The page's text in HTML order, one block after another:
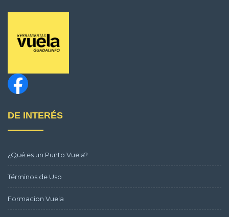
DE INTERÉS
¿Qué es un Punto Vuela?
Términos de Uso
Formacion Vuela